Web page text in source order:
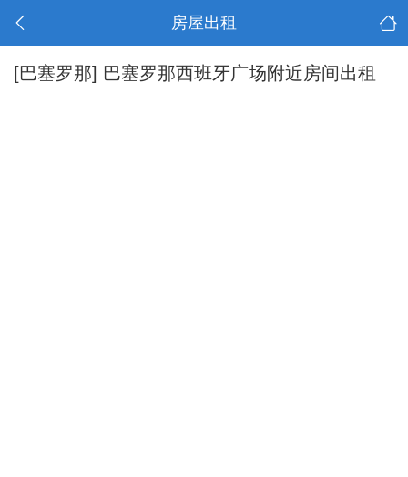
房屋出租
[巴塞罗那] 巴塞罗那西班牙广场附近房间出租